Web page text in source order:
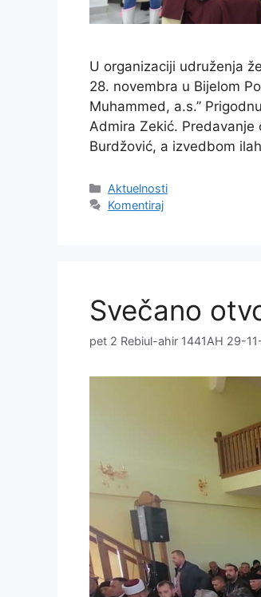
U organizaciji udruženja
28. novembra u Bijelom
Muhammed, a.s.”
Admira Zekić.
Burdžović, a izvedbom
Kategorije
Aktuelnosti
Komentiraj
Svečano
pet 2 Rebiul-ahir 1441AH 29-